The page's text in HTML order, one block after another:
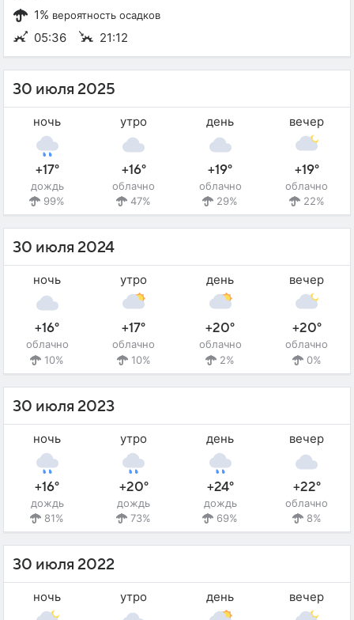
1% вероятность осадков
05:36 21:12
30 июля 2025
ночь
+17°
дождь
99%
утро
+16°
облачно
47%
день
+19°
облачно
29%
вечер
+19°
облачно
22%
30 июля 2024
ночь
+16°
облачно
10%
утро
+17°
облачно
10%
день
+20°
облачно
2%
вечер
+20°
облачно
0%
30 июля 2023
ночь
+16°
дождь
81%
утро
+20°
дождь
73%
день
+24°
дождь
69%
вечер
+22°
облачно
8%
30 июля 2022
ночь утро день вечер